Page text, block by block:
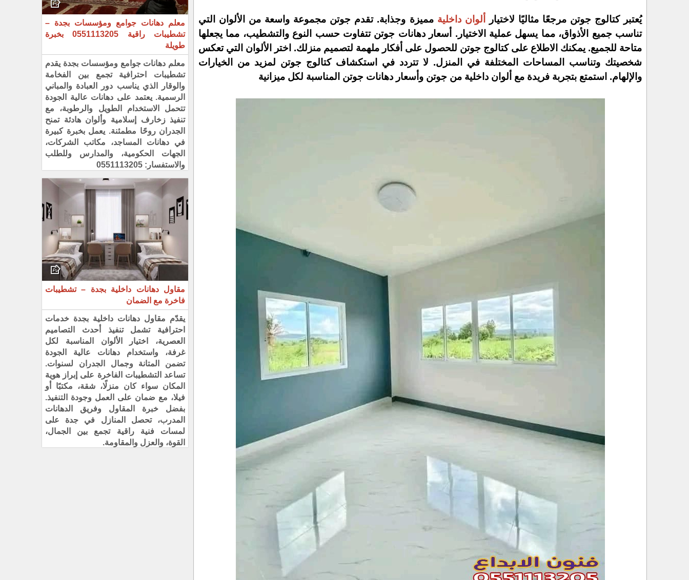
يُعتبر كتالوج جوتن مرجعًا مثاليًا لاختيار ألوان داخليةمميزة وجذابة. تقدم جوتن مجموعة واسعة من الألوان التي
تناسب جميع الأذواق، مما يسهل عملية الاختيار. أسعار دهانات جوتن تتفاوت حسب النوع والتشطيب، مما يجعلها
متاحة للجميع. يمكنك الاطلاع على كتالوج جوتن للحصول على أفكار ملهمة لتصميم منزلك. اختر الألوان التي تعكس
شخصيتك وتناسب المساحات المختلفة في المنزل. لا تتردد في استكشاف كتالوج جوتن لمزيد من الخيارات
والإلهام. استمتع بتجربة فريدة مع ألوان داخلية من جوتن وأسعار دهانات جوتن المناسبة لكل ميزانية
معلم دهانات جوامع ومؤسسات بجدة –
تشطيبات راقية 0551113205 بخبرة
طويلة
معلم دهانات جوامع ومؤسسات بجدة يقدم
تشطيبات احترافية تجمع بين الفخامة
والوقار الذي يناسب دور العبادة والمباني
الرسمية. يعتمد على دهانات عالية الجودة
تتحمل الاستخدام الطويل والرطوبة، مع
تنفيذ زخارف إسلامية وألوان هادئة تمنح
الجدران روحًا مطمئنة. يعمل بخبرة كبيرة
في دهانات المساجد، مكاتب الشركات،
الجهات الحكومية، والمدارس وللطلب
والاستفسار: 0551113205
مقاول دهانات داخلية بجدة – تشطيبات
فاخرة مع الضمان
يقدّم مقاول دهانات داخلية بجدة خدمات
احترافية تشمل تنفيذ أحدث التصاميم
العصرية، اختيار الألوان المناسبة لكل
غرفة، واستخدام دهانات عالية الجودة
تضمن المتانة وجمال الجدران لسنوات.
تساعد التشطيبات الفاخرة على إبراز هوية
المكان سواء كان منزلًا، شقة، مكتبًا أو
فيلا، مع ضمان على العمل وجودة التنفيذ.
بفضل خبرة المقاول وفريق الدهانات
المدرب، تحصل المنازل في جدة على
لمسات فنية راقية تجمع بين الجمال،
القوة، والعزل والمقاومة.